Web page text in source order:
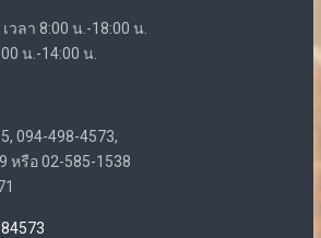
วลา 8:00 น.-18:00 น.
น.-14:00 น.
094-498-4573,
หรือ 02-585-1538